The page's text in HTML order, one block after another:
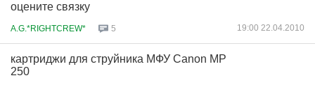
оцените связку
A.G.*RIGHTCREW* 5 19:00 22.04.2010
картриджи для струйника МФУ Canon MP
250